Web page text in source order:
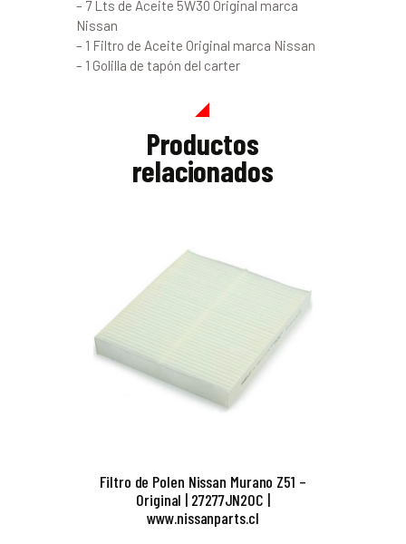
– 7 Lts de Aceite 5W30 Original marca
Nissan
– 1 Filtro de Aceite Original marca Nissan
– 1 Golilla de tapón del carter
Productos
relacionados
Filtro de Polen Nissan Murano Z51 –
Original | 27277JN20C |
www.nissanparts.cl